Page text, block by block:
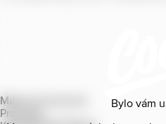
Bylo vám
Mapa provozoven
Produkty